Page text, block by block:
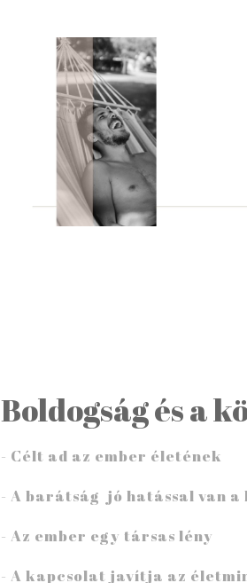
Boldogság és a
- Célt ad az ember életének
- A barátság jó hatással van a
- Az ember egy társas lény
- A kapcsolat javítja az